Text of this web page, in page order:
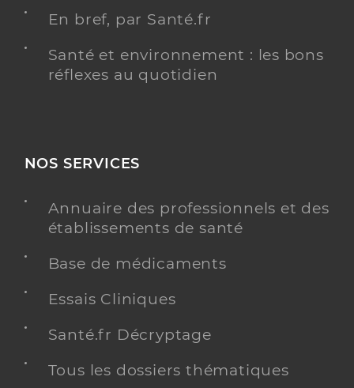
En bref, par Santé.fr
Santé et environnement : les bons
réflexes au quotidien
NOS SERVICES
Annuaire des professionnels et des
établissements de santé
Base de médicaments
Essais Cliniques
Santé.fr Décryptage
Tous les dossiers thématiques